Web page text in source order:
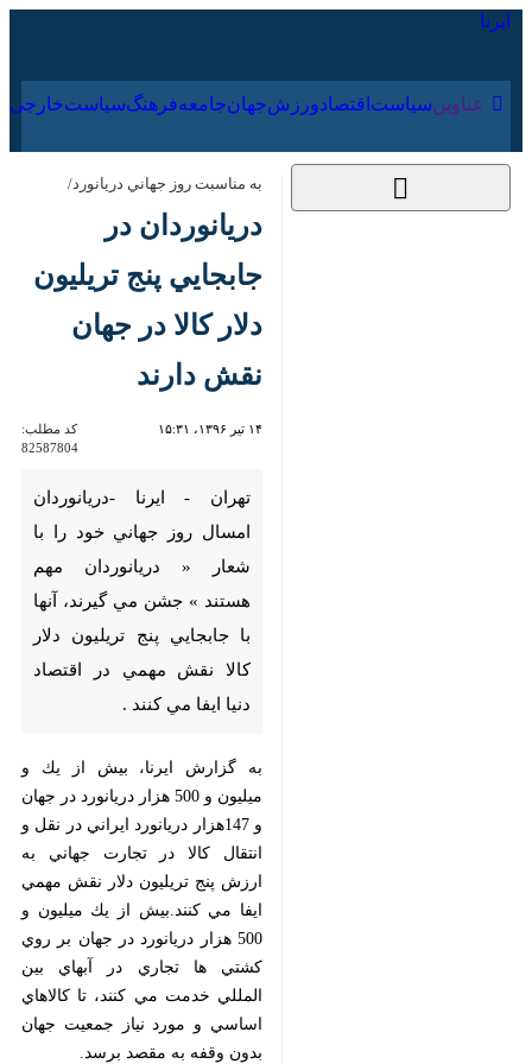
عناوین‌ سیاست اقتصاد ورزش جهان جامعه فرهنگ
به مناسبت روز جهاني دريانورد/
دريانوردان در جابجايي
پنج تريليون دلار كالا در
جهان نقش دارند
۱۴ تیر ۱۳۹۶، ۱۵:۳۱
تهران - ايرنا -دريانوردان امسال
روز جهاني خود را با شعار «
دريانوردان مهم هستند » جشن
مي گيرند، آنها با جابجايي پنج
تريليون دلار كالا نقش مهمي در
اقتصاد دنيا ايفا مي كنند .
به گزارش ايرنا، بيش از يك و ميليون و
500 هزار دريانورد در جهان و 147هزار
دريانورد ايراني در نقل و انتقال كالا در
تجارت جهاني به ارزش پنج تريليون
دلار نقش مهمي ايفا مي كنند.بيش از
يك ميليون و 500 هزار دريانورد در
جهان بر روي كشتي ها تجاري در آبهاي
بين المللي خدمت مي كنند، تا كالاهاي